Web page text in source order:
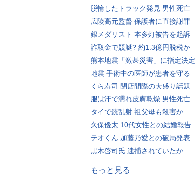
脱輪したトラック発見 男性死亡
広陵高元監督 保護者に直接謝罪
銀メダリスト 本多灯被告を起訴
詐取金で競艇? 約1.3億円脱税か
熊本地震「激甚災害」に指定決定
地震 手術中の医師が患者を守る
くら寿司 閉店間際の大盛り話題
服は汗で濡れ皮膚乾燥 男性死亡
タイで銃乱射 祖父母も殺害か
久保優太 10代女性との結婚報告
テオくん 加藤乃愛との破局発表
黒木啓司氏 逮捕されていたか
もっと見る